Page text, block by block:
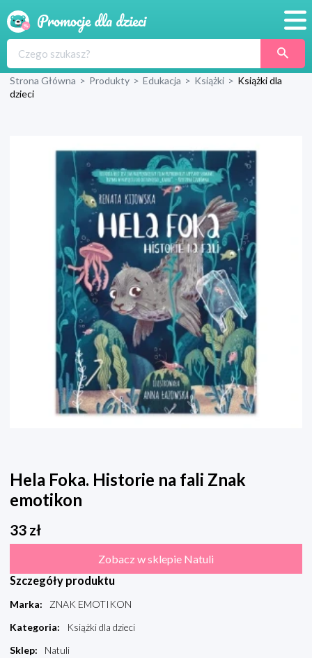
Produkty
Blog
Wyprawka
Strona Główna > Produkty > Edukacja > Książki > Książki dla
dzieci
Hela Foka. Historie na fali Znak
emotikon
33 zł
Zobacz w sklepie Natuli
Szczegóły produktu
Marka:
ZNAK EMOTIKON
Kategoria:
Książki dla dzieci
Sklep:
Natuli